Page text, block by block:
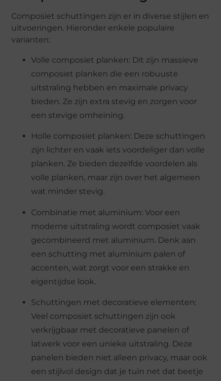
Composiet schuttingen zijn er in diverse stijlen en
uitvoeringen. Hieronder enkele populaire
varianten:
Volle composiet planken: Dit zijn massieve
composiet planken die een robuuste
uitstraling hebben en maximale privacy
bieden. Ze zijn extra stevig en zorgen voor
een stevige omheining.
Holle composiet planken: Deze schuttingen
zijn lichter en vaak iets voordeliger dan volle
planken. Ze bieden dezelfde voordelen als
volle planken, maar zijn over het algemeen
wat minder stevig.
Combinatie met aluminium: Voor een
moderne uitstraling wordt composiet vaak
gecombineerd met aluminium. Denk aan
een schutting met aluminium palen of
accenten, wat zorgt voor een strakke en
eigentijdse look.
Schuttingen met decoratieve elementen:
Veel composiet schuttingen zijn ook
verkrijgbaar met decoratieve panelen of
latwerk voor een unieke uitstraling. Deze
panelen bieden niet alleen privacy, maar ook
een stijlvol design dat je tuin net dat beetje